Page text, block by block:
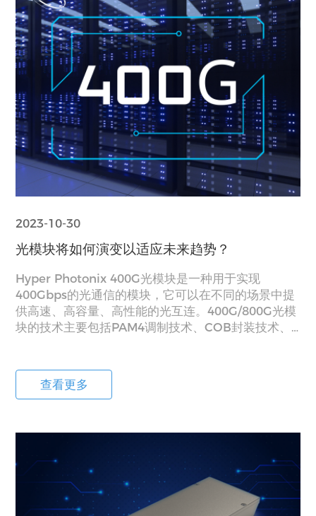
2023-10-30
光模块将如何演变以适应未来趋势？
Hyper Photonix 400G光模块是⼀种⽤于实现
400Gbps的光通信的模块，它可以在不同的场景中提
供⾼速、⾼容量、⾼性能的光互连。400G/800G光模
块的技术主要包括PAM4调制技术、COB封装技术、
Photonix 400G光模块的产品型号分类主要包括
SR8、DR4、FR4、LR4、LR8和ER4等⼏种类型。
查看更多